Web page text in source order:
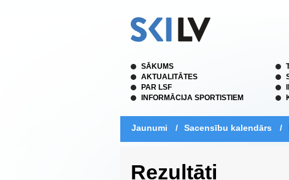
SĀKUMS
AKTUALITĀTES
PAR LSF
INFORMĀCIJA SPORTISTIEM
Jaunumi / Sacensību kalendārs /
Rezultāti